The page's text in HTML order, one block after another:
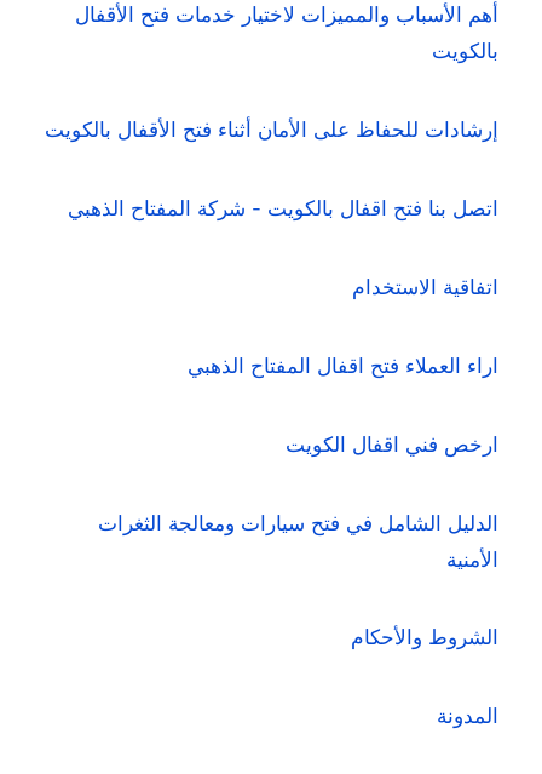
أهم الأسباب والمميزات لاختيار خدمات فتح الأقفال
بالكويت
إرشادات للحفاظ على الأمان أثناء فتح الأقفال بالكويت
اتصل بنا فتح اقفال بالكويت - شركة المفتاح الذهبي
اتفاقية الاستخدام
اراء العملاء فتح اقفال المفتاح الذهبي
ارخص فني اقفال الكويت
الدليل الشامل في فتح سيارات ومعالجة الثغرات
الأمنية
الشروط والأحكام
المدونة